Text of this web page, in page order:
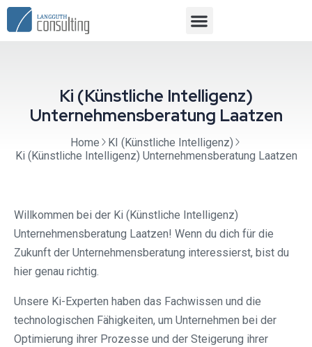
Ki (Künstliche Intelligenz)
Unternehmensberatung Laatzen
Home
KI (Künstliche Intelligenz)
Ki (Künstliche Intelligenz) Unternehmensberatung Laatzen
Willkommen bei der Ki (Künstliche Intelligenz)
Unternehmensberatung Laatzen! Wenn du dich für die
Zukunft der Unternehmensberatung interessierst, bist du
hier genau richtig.
Unsere Ki-Experten haben das Fachwissen und die
technologischen Fähigkeiten, um Unternehmen bei der
Optimierung ihrer Prozesse und der Steigerung ihrer